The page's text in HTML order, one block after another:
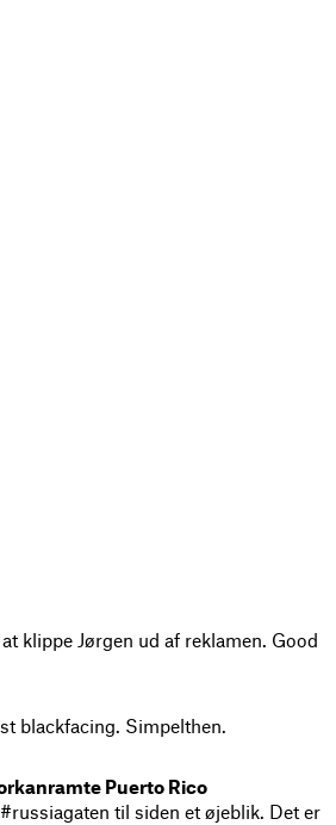
klippe Jørgen ud af reklamen. Good
blackfacing. Simpelthen.
Puerto Rico
til siden et øjeblik. Det er